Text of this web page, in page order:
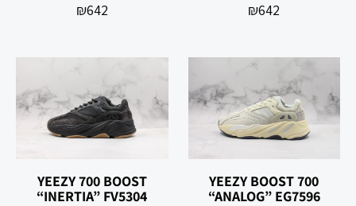
₪642
₪642
YEEZY BOOST 700
“ANALOG” EG7596
YEEZY 700 BOOST
“INERTIA” FV5304